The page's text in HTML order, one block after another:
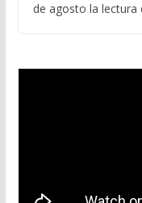
de agosto la lectura